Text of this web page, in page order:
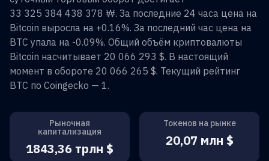
33 325 384 438 378 ₩. За последние 24 часа цена на
Bitcoin выросла на +0.16%. За последний час цена на
BTC упала на -0.09%. Общий объём криптовалюты
Bitcoin насчитывает 20 066 293 $. В настоящий
момент в обороте 20 066 265 $. Текущий рейтинг
BTC по Coingecko — 1.
Рыночная
капитализация
1843,36 трлн $
Токенов на рынке
20,07 млн $